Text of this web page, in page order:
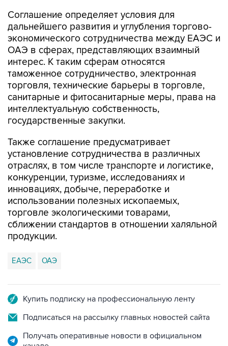
Соглашение определяет условия для
дальнейшего развития и углубления торгово-
экономического сотрудничества между ЕАЭС и
ОАЭ в сферах, представляющих взаимный
интерес. К таким сферам относятся
таможенное сотрудничество, электронная
торговля, технические барьеры в торговле,
санитарные и фитосанитарные меры, права на
интеллектуальную собственность,
государственные закупки.
Также соглашение предусматривает
установление сотрудничества в различных
отраслях, в том числе транспорте и логистике,
конкуренции, туризме, исследованиях и
инновациях, добыче, переработке и
использовании полезных ископаемых,
торговле экологическими товарами,
сближении стандартов в отношении халяльной
продукции.
ЕАЭС ОАЭ
Купить подписку на профессиональную ленту
Подписаться на рассылку главных новостей сайта
Получать оперативные новости в официальном